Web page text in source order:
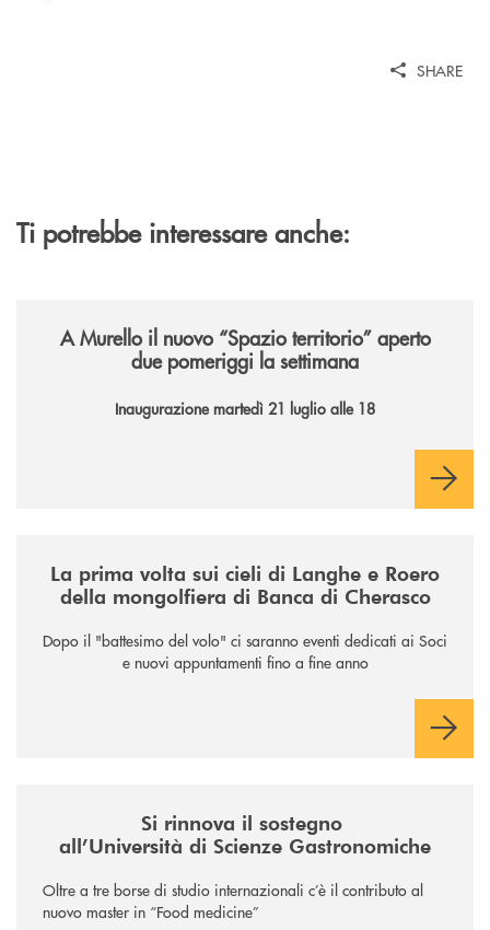
SHARE
Ti potrebbe interessare anche:
A Murello il nuovo “Spazio territorio” aperto
due pomeriggi la settimana
Inaugurazione martedì 21 luglio alle 18
La prima volta sui cieli di Langhe e Roero
della mongolfiera di Banca di Cherasco
Dopo il "battesimo del volo" ci saranno eventi dedicati ai Soci
e nuovi appuntamenti fino a fine anno
Si rinnova il sostegno
all’Università di Scienze Gastronomiche
Oltre a tre borse di studio internazionali c’è il contributo al
nuovo master in “Food medicine”